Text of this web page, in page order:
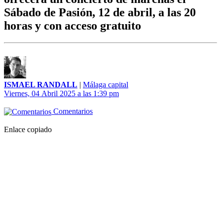
Sábado de Pasión, 12 de abril, a las 20
horas y con acceso gratuito
ISMAEL RANDALL | Málaga capital
Viernes, 04 Abril 2025 a las 1:39 pm
Comentarios
Enlace copiado